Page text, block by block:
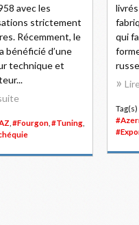
avec les
strictement
Récemment, le
bénéficié d’une
technique et
#Fourgon #Tuning
qui
Tag(s)